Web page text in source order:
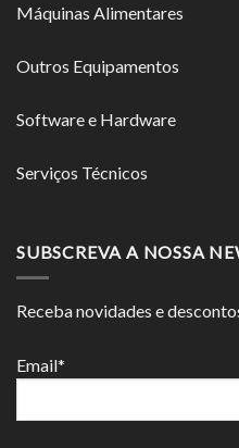
Máquinas Alimentares
Outros Equipamentos
Software e Hardware
Serviços Técnicos
SUBSCREVA A NOSSA
Receba novidades e
Email*